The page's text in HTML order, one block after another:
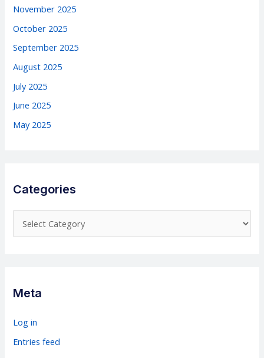
November 2025
October 2025
September 2025
August 2025
July 2025
June 2025
May 2025
Categories
a
g
r
i
Meta
Log in
Entries feed